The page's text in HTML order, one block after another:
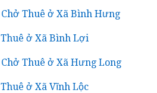
Thuê ở Xã Bình Hưng
ở Xã Bình Lợi
Thuê ở Xã Hưng Long
ở Xã Vĩnh Lộc